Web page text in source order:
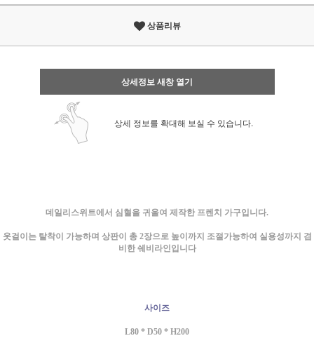
상품리뷰
상세정보 새창 열기
상세 정보를 확대해 보실 수 있습니다.
데일리스위트에서 심혈을 귀울여 제작한 프렌치 가구입니다.
옷걸이는 탈착이 가능하며 상판이 총 2장으로 높이까지 조절가능하여 실용성까지 겸
비한 쉐비라인입니다
사이즈
L80 * D50 * H200